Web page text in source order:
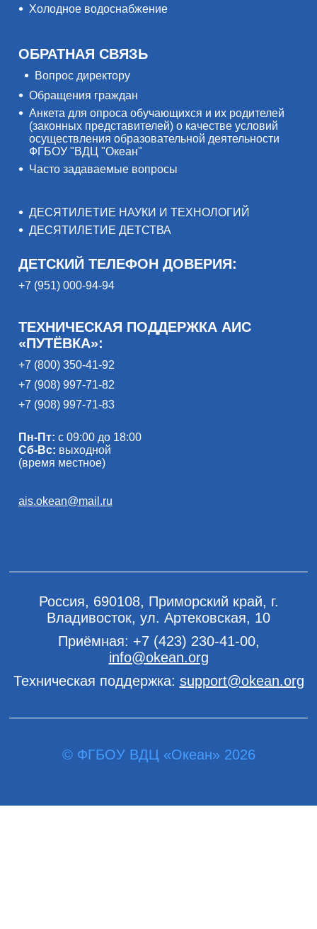
Холодное водоснабжение
ОБРАТНАЯ СВЯЗЬ
Вопрос директору
Обращения граждан
Анкета для опроса обучающихся и их родителей
(законных представителей) о качестве условий
осуществления образовательной деятельности
ФГБОУ "ВДЦ "Океан"
Часто задаваемые вопросы
ДЕСЯТИЛЕТИЕ НАУКИ И ТЕХНОЛОГИЙ
ДЕСЯТИЛЕТИЕ ДЕТСТВА
ДЕТСКИЙ ТЕЛЕФОН ДОВЕРИЯ:
+7 (951) 000-94-94
ТЕХНИЧЕСКАЯ ПОДДЕРЖКА АИС
«ПУТЁВКА»:
+7 (800) 350-41-92
+7 (908) 997-71-82
+7 (908) 997-71-83
Пн-Пт: с 09:00 до 18:00
Сб-Вс: выходной
(время местное)
ais.okean@mail.ru
Россия, 690108, Приморский край, г.
Владивосток, ул. Артековская, 10
Приёмная: +7 (423) 230-41-00,
info@okean.org
Техническая поддержка: support@okean.org
© ФГБОУ ВДЦ «Океан» 2026